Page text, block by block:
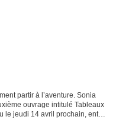
partir à l’aventure. Sonia
ouvrage intitulé Tableaux
le jeudi 14 avril prochain, entre